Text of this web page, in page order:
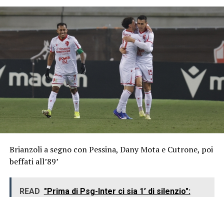
Brianzoli a segno con Pessina, Dany Mota e Cutrone, poi
beffati all’89’
READ "Prima di Psg-Inter ci sia 1’ di silenzio":